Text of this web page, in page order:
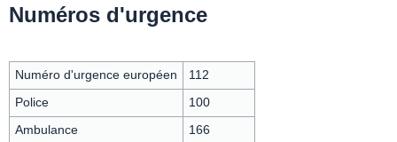
Numéros d'urgence
Numéro d'urgence européen 112
Police 100
Ambulance 166